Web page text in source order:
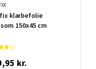
klæbefolie
150x45 cm
kr.